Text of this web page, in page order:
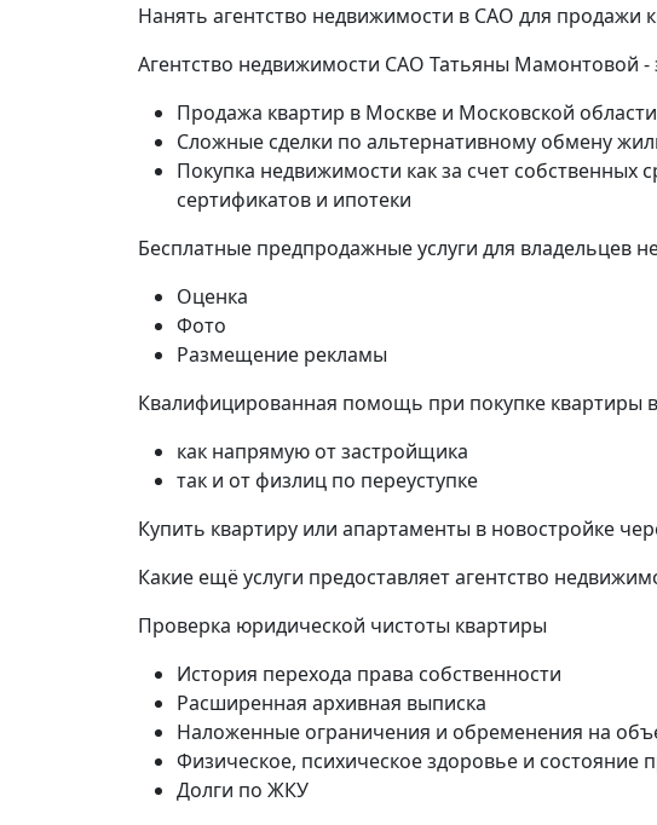
Нанять агентство недвижимости в САО для продажи
Агентство недвижимости САО Татьяны Мамонтовой -
Продажа квартир в Москве и Московской области
Сложные сделки по альтернативному обмену
Покупка недвижимости как за счет собственных
сертификатов и ипотеки
Бесплатные предпродажные услуги для владельцев
Оценка
Фото
Размещение рекламы
Квалифицированная помощь при покупке квартиры
как напрямую от застройщика
так и от физлиц по переуступке
Купить квартиру или апартаменты в новостройке
Какие ещё услуги предоставляет агентство
Проверка юридической чистоты квартиры
История перехода права собственности
Расширенная архивная выписка
Наложенные ограничения и обременения на
Физическое, психическое здоровье и состояние
Долги по ЖКУ